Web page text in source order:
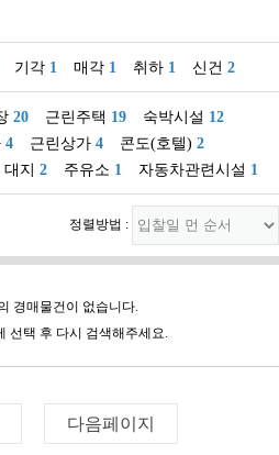
기각 1 매각 1 취하 1 신건 2
20 근린주택 19 숙박시설 12
4 근린상가 4 콘도(호텔) 2
대지 2 주유소 1 자동차관련시설 1
정렬방법 :
경매물건이 없습니다.
선택 후 다시 검색해주세요.
다음페이지